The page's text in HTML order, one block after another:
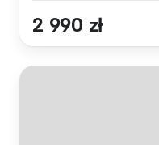
2 990 zł